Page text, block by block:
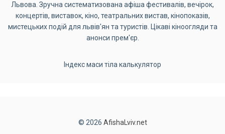
Львова. Зручна систематизована афіша фестивалів, вечірок,
концертів, виставок, кіно, театральних вистав, кінопоказів,
мистецьких подій для львів'ян та туристів. Цікаві кіноогляди та
анонси прем'єр.
Індекс маси тіла калькулятор
© 2026 AfishaLviv.net